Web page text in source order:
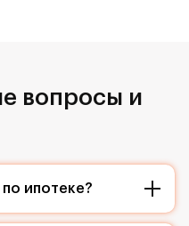
вопросы и
ипотеке?